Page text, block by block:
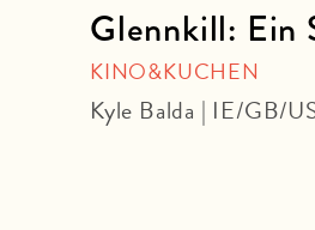
Glennkill: Ein
KINO&KUCHEN
Kyle Balda | IE/GB/